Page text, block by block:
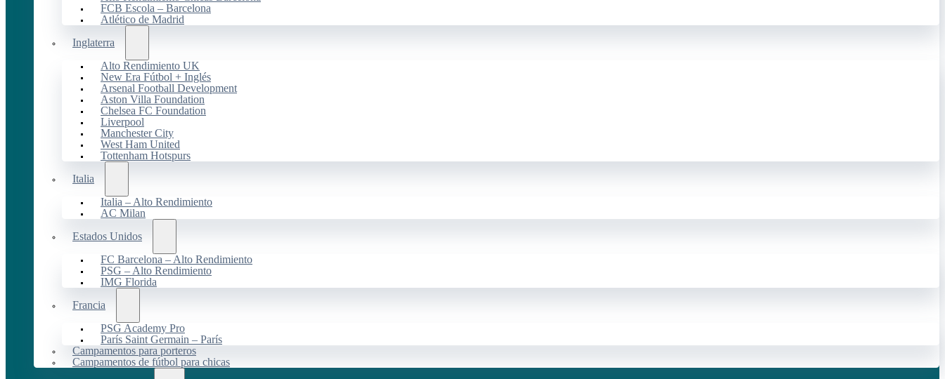
FCB Escola – Barcelona
Atlético de Madrid
Inglaterra
Alto Rendimiento UK
New Era Fútbol + Inglés
Arsenal Football Development
Aston Villa Foundation
Chelsea FC Foundation
Liverpool
Manchester City
West Ham United
Tottenham Hotspurs
Italia
Italia – Alto Rendimiento
AC Milan
Estados Unidos
FC Barcelona – Alto Rendimiento
PSG – Alto Rendimiento
IMG Florida
Francia
PSG Academy Pro
París Saint Germain – París
Campamentos para porteros
Campamentos de fútbol para chicas